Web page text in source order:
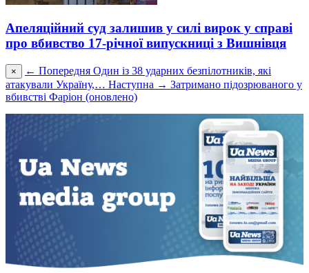
Апеляційний суд залишив у силі вирок у справі
про вбивство 17-річної випускниці з Вишнівця
× ← Попередня Один із 38 ударних безпілотників, які
атакували Україну,… Наступна → Затримано підозрюваного у
вбивстві Фаріон (оновлено)